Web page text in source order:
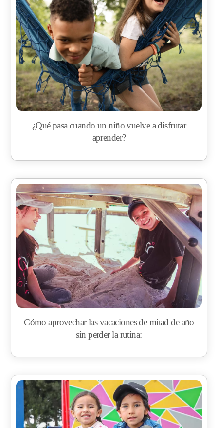
¿Qué pasa cuando un niño vuelve a disfrutar
aprender?
Cómo aprovechar las vacaciones de mitad de año
sin perder la rutina: